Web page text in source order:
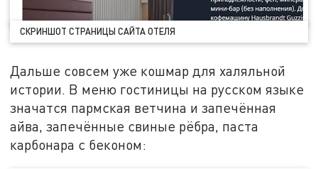
СКРИНШОТ СТРАНИЦЫ САЙТА ОТЕЛЯ
Дальше совсем уже кошмар для халяльной
истории. В меню гостиницы на русском языке
значатся пармская ветчина и запечённая
айва, запечённые свиные рёбра, паста
карбонара с беконом: